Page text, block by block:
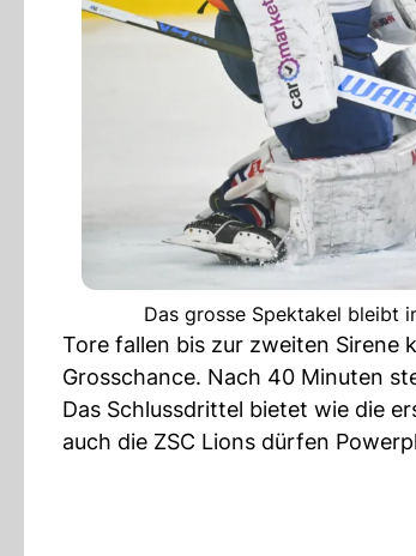
Das grosse Spektakel bleibt
Tore fallen bis zur zweiten Sirene
Grosschance. Nach 40 Minuten
Das Schlussdrittel bietet wie die
auch die ZSC Lions dürfen